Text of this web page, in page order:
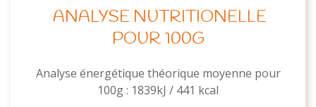
ANALYSE NUTRITIONELLE
POUR 100G
Analyse énergétique théorique moyenne pour
100g : 1839kJ / 441 kcal